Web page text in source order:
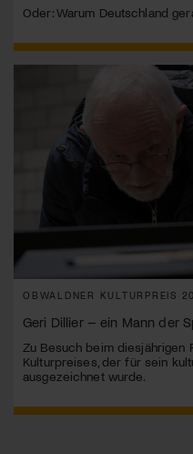
Oder: Warum Deutschland
OBWALDNER KULTURPREIS
Geri Dillier – ein Mann der
Zu Besuch beim
Kulturpreises, der für sein
ausgezeichnet wurde.